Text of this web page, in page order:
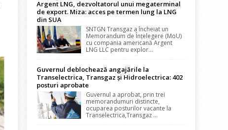
Argent LNG, dezvoltatorul unui megaterminal
de export. Miza: acces pe termen lung la LNG
din SUA
SNTGN Transgaz a încheiat un
Memorandum de Înțelegere (MoU)
cu compania americană Argent
LNG LLC pentru explor...
Guvernul deblochează angajările la
Transelectrica, Transgaz și Hidroelectrica: 402
posturi aprobate
Guvernul a aprobat, prin trei
memorandumuri distincte,
ocuparea posturilor vacante la
Transelectrica,Transgaz ...